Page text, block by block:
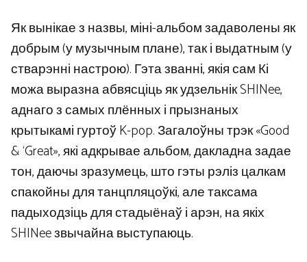
Як вынікае з назвы, міні-альбом задаволены як
добрым (у музычным плане), так і выдатным (у
стварэнні настрою). Гэта званні, якія сам Кі
можа выразна абвясціць як удзельнік SHINee,
аднаго з самых плённых і прызнаных
крытыкамі гуртоў K-pop. Загалоўны трэк «Good
& ‘Great», які адкрывае альбом, дакладна задае
тон, даючы зразумець, што гэты рэліз цалкам
спакойны для танцпляцоўкі, але таксама
падыходзіць для стадыёнаў і арэн, на якіх
SHINee звычайна выступаюць.